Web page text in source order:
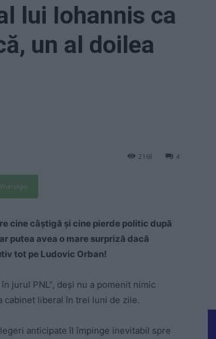
lui Iohannis ca
un al doilea
4
2168
cine câştigă şi cine pierde politic după
putea avea o mare surpriză dacă
tot pe Ludovic Orban!
jurul PNL”, deşi nu a pomenit nimic
cabinet liberal în trei luni de zile.
anticipate îl împinge inevitabil spre